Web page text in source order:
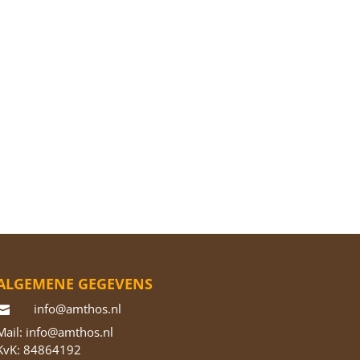
GEGEVENS
info@amthos.nl
info@amthos.nl
84864192